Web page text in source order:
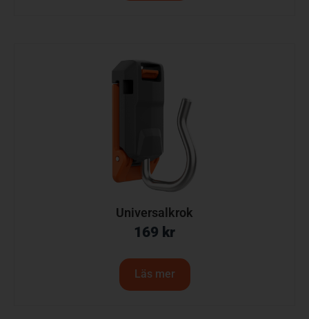
Universalkrok
169 kr
Läs mer